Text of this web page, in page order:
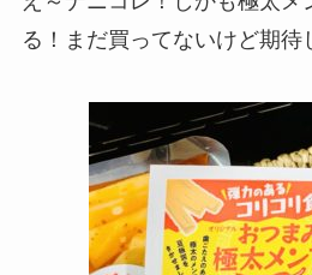
る！まだ買ってないけど期待